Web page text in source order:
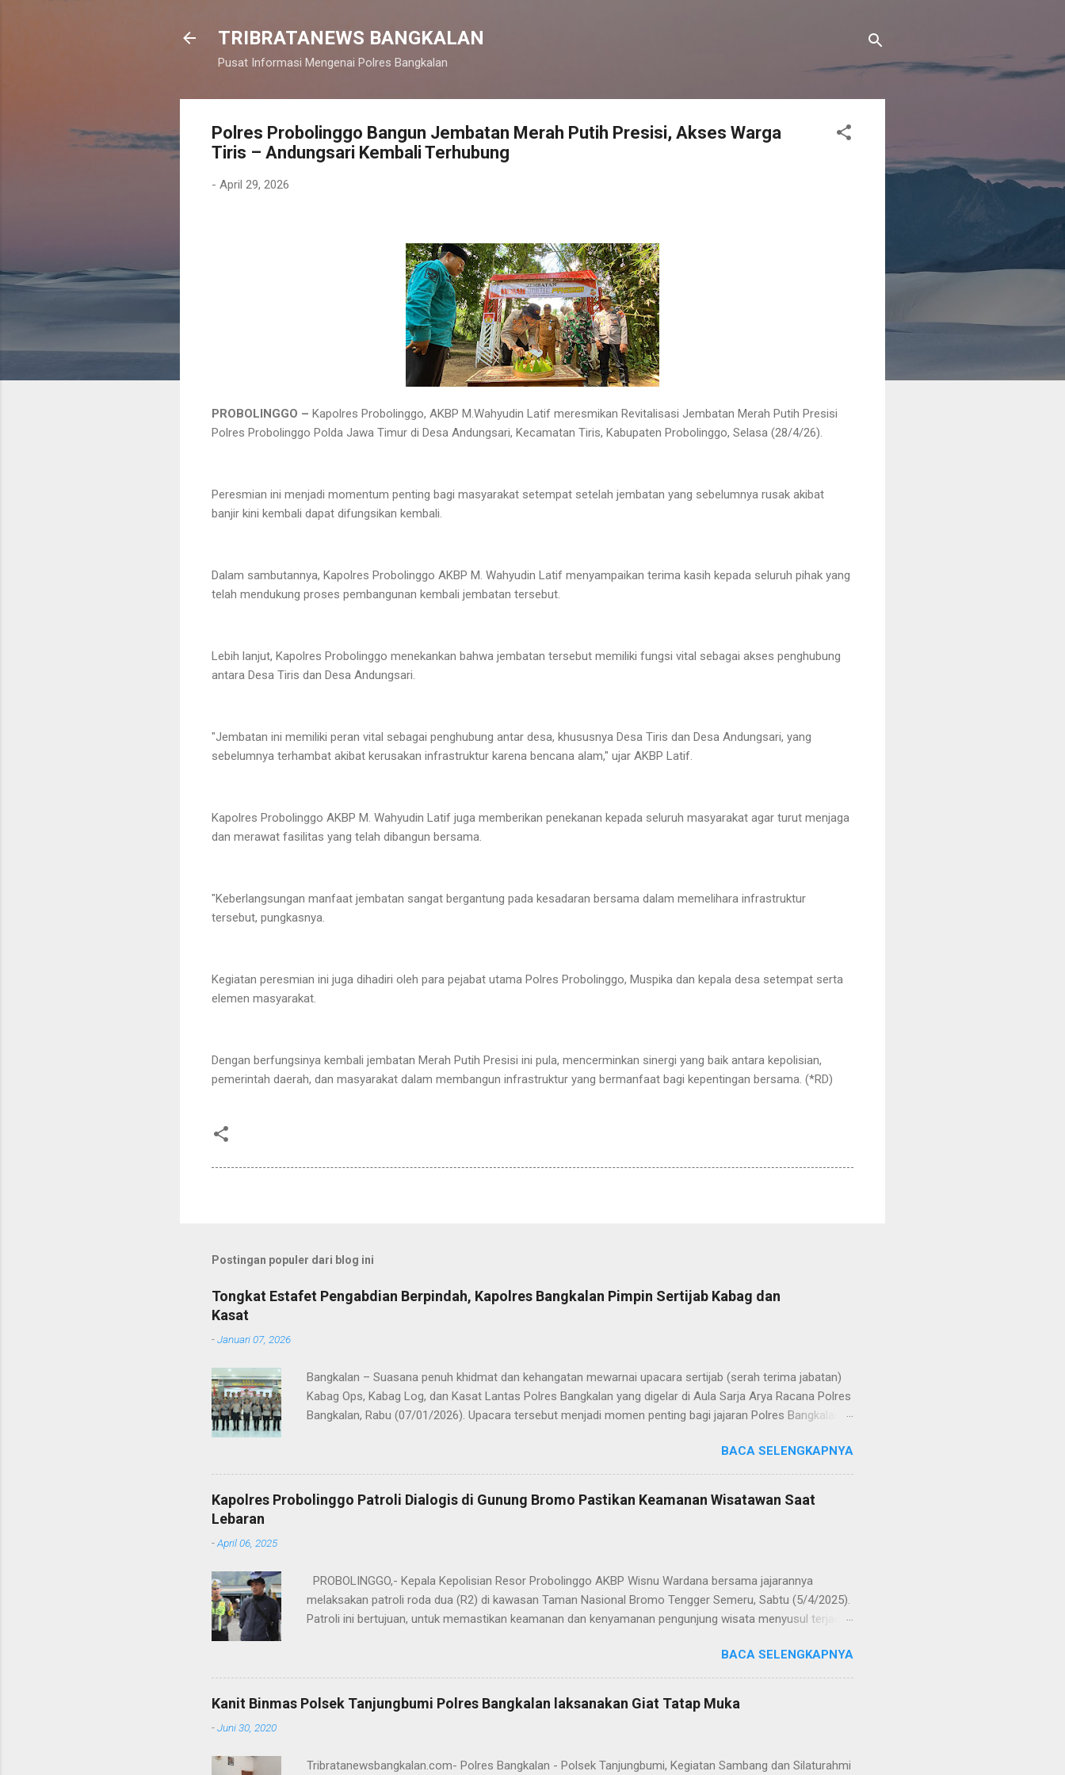
TRIBRATANEWS BANGKALAN
Pusat Informasi Mengenai Polres Bangkalan
Polres Probolinggo Bangun Jembatan Merah Putih Presisi, Akses Warga
Tiris – Andungsari Kembali Terhubung
- April 29, 2026
PROBOLINGGO – Kapolres Probolinggo, AKBP M.Wahyudin Latif meresmikan Revitalisasi Jembatan Merah Putih Presisi
Polres Probolinggo Polda Jawa Timur di Desa Andungsari, Kecamatan Tiris, Kabupaten Probolinggo, Selasa (28/4/26).
Peresmian ini menjadi momentum penting bagi masyarakat setempat setelah jembatan yang sebelumnya rusak akibat
banjir kini kembali dapat difungsikan kembali.
Dalam sambutannya, Kapolres Probolinggo AKBP M. Wahyudin Latif menyampaikan terima kasih kepada seluruh pihak yang
telah mendukung proses pembangunan kembali jembatan tersebut.
Lebih lanjut, Kapolres Probolinggo menekankan bahwa jembatan tersebut memiliki fungsi vital sebagai akses penghubung
antara Desa Tiris dan Desa Andungsari.
"Jembatan ini memiliki peran vital sebagai penghubung antar desa, khususnya Desa Tiris dan Desa Andungsari, yang
sebelumnya terhambat akibat kerusakan infrastruktur karena bencana alam," ujar AKBP Latif.
Kapolres Probolinggo AKBP M. Wahyudin Latif juga memberikan penekanan kepada seluruh masyarakat agar turut menjaga
dan merawat fasilitas yang telah dibangun bersama.
"Keberlangsungan manfaat jembatan sangat bergantung pada kesadaran bersama dalam memelihara infrastruktur
tersebut, pungkasnya.
Kegiatan peresmian ini juga dihadiri oleh para pejabat utama Polres Probolinggo, Muspika dan kepala desa setempat serta
elemen masyarakat.
Dengan berfungsinya kembali jembatan Merah Putih Presisi ini pula, mencerminkan sinergi yang baik antara kepolisian,
pemerintah daerah, dan masyarakat dalam membangun infrastruktur yang bermanfaat bagi kepentingan bersama. (*RD)
Postingan populer dari blog ini
Tongkat Estafet Pengabdian Berpindah, Kapolres Bangkalan Pimpin Sertijab Kabag dan
Kasat
-Januari 07, 2026
Bangkalan – Suasana penuh khidmat dan kehangatan mewarnai upacara sertijab (serah terima jabatan)
Kabag Ops, Kabag Log, dan Kasat Lantas Polres Bangkalan yang digelar di Aula Sarja Arya Racana Polres
Bangkalan, Rabu (07/01/2026). Upacara tersebut menjadi momen penting bagi jajaran Polres Bangkalan,
kesinambungan pengabdian kepada masyarakat. Dalam sertijab tersebut, KOMPOL Hery Kusnanto, S.H.,
M.H. resmi menyerahkan jabatan Kabag Log Polres Bangkalan untuk mengemban amanah baru sebagai
Wakapolres Sampang. Jabatan Kabag Log Polres Bangkalan selanjutnya dijabat oleh KOMPOL Moch.
Rifai, S.H., M.H. , yang sebelumnya mengemban tugas sebagai Kabag Ops Polres Bangkalan. Sementara
BACA SELENGKAPNYA
Kapolres Probolinggo Patroli Dialogis di Gunung Bromo Pastikan Keamanan Wisatawan Saat
Lebaran
-April 06, 2025
PROBOLINGGO,- Kepala Kepolisian Resor Probolinggo AKBP Wisnu Wardana bersama jajarannya
melaksakan patroli roda dua (R2) di kawasan Taman Nasional Bromo Tengger Semeru, Sabtu (5/4/2025).
Patroli ini bertujuan, untuk memastikan keamanan dan kenyamanan pengunjung wisata menyusul terjadi
mengantisipasi hal-hal yang tidak kita inginkan, seiring dengan jumlah pengunjung yang semakin
meningkat selama libur Lebaran," kata AKBP Wisnu Wardana. Kapolres Probolinggo menegaskan, bahwa
pihaknya melakukan hal ini sebagai langkah antisipasi untuk memastikan situasi tetap kondusif. Ia juga
menekankan pentingnya keselamatan, terutama bagi pengunjung yang membawa anak-anak. "Kami ingin
BACA SELENGKAPNYA
Kanit Binmas Polsek Tanjungbumi Polres Bangkalan laksanakan Giat Tatap Muka
-Juni 30, 2020
Tribratanewsbangkalan.com- Polres Bangkalan - Polsek Tanjungbumi, Kegiatan Sambang dan Silaturahmi